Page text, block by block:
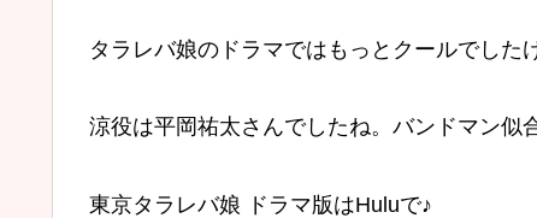
タラレバ娘のドラマではもっとクールでした
涼役は平岡祐太さんでしたね。バンドマン似
東京タラレバ娘 ドラマ版はHuluで♪